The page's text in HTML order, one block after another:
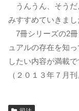
うんうん、そうだ
みすすめていきまし
7冊シリーズの2冊
ュアルの存在を知
したい内容が満載で
（２０１３年７月